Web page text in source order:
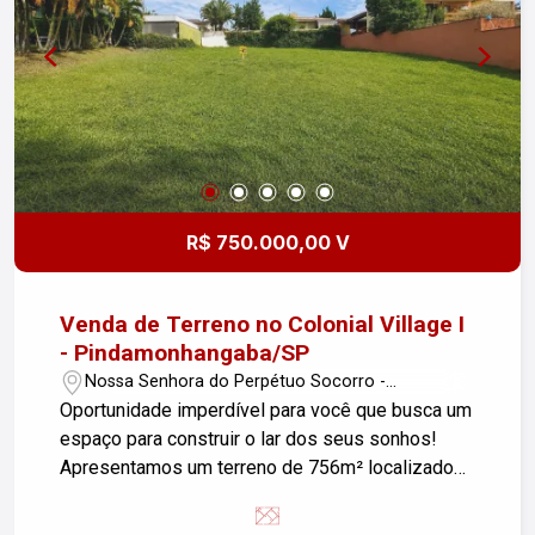
R$ 750.000,00 V
Venda de Terreno no Colonial Village I
- Pindamonhangaba/SP
Nossa Senhora do Perpétuo Socorro -
Pindamonhangaba/SP
Oportunidade imperdível para você que busca um
espaço para construir o lar dos seus sonhos!
Apresentamos um terreno de 756m² localizado
bairro Nossa Senhora do Perpétuo Socorro. Este